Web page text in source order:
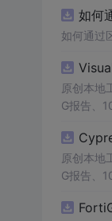
便和实用
如何
如何通过
原创本地
G报告、
源码、
原创本地
G报告、
源码、